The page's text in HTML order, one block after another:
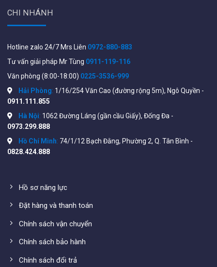
CHI NHÁNH
Hotline zalo 24/7 Mrs Liên 0972-880-883
Tư vấn giải pháp Mr Tùng 0911-119-116
Văn phòng (8:00-18:00) 0225-3536-999
Hải Phòng: 1/16/254 Văn Cao (đường rộng 5m), Ngô Quyền -
0911.111.855
Hà Nội: 1062 Đường Láng (gần cầu Giấy), Đống Đa -
0973.299.888
Hồ Chí Minh: 74/1/12 Bạch Đằng, Phường 2, Q. Tân Bình -
0828.424.888
Hồ sơ năng lực
Đặt hàng và thanh toán
Chính sách vận chuyển
Chính sách bảo hành
Chính sách đổi trả